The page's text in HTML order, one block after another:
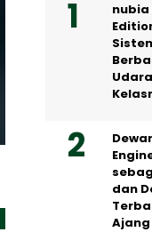
nubia
dan
Ajang